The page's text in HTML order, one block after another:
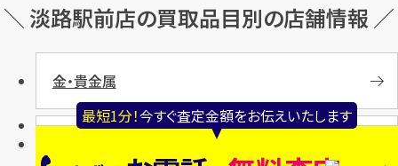
最短1分！今すぐ査定金額をお伝えいたします
＼ 淡路駅前店の買取品目別の店舗情報 ／
金・貴金属